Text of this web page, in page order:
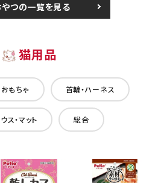
つの一覧を見る
猫用品
おもちゃ 首輪・ハーネス
ス・マット 総合